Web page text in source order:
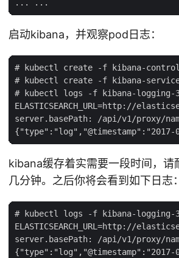
启动kibana，并观察pod日志：
# kubectl create -f kibana-
# kubectl create -f kibana-
# kubectl logs -f kibana-logging-
ELASTICSEARCH_URL=http://
server.basePath: /api/v1/proxy/
kibana缓存着实需要一段时间，请
几分钟。之后你将会看到如下日志：
# kubectl logs -f kibana-logging-
ELASTICSEARCH_URL=http://
server.basePath: /api/v1/proxy/